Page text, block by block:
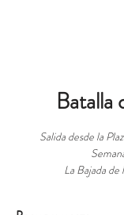
Batalla
Salida desde la
La Bajada